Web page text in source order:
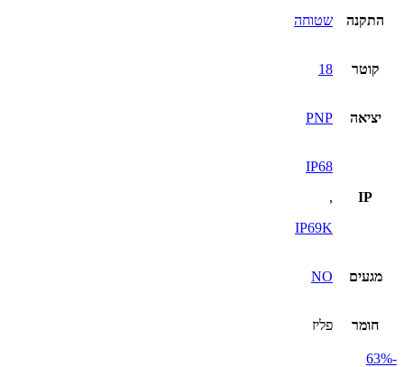
התקנה שטוחה
קוטר 18
יציאה PNP
IP
IP68
,
IP69K
מגעים NO
חומר פליז
-63%